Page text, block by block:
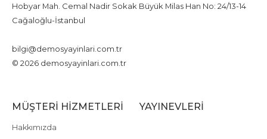
Hobyar Mah. Cemal Nadir Sokak Büyük Milas Han No: 24/13-14
Cağaloğlu-İstanbul
bilgi@demosyayinlari.com.tr
© 2026 demosyayinlari.com.tr
MÜŞTERI HIZMETLERI
Hakkımızda
YAYINEVLERI